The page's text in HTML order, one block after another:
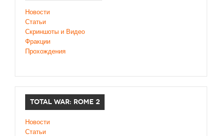
Новости
Статьи
Скриншоты и Видео
Фракции
Прохождения
TOTAL WAR: ROME 2
Новости
Статьи